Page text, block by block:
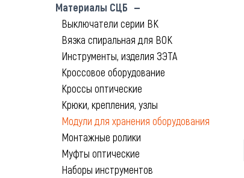
Материалы СЦБ
Выключатели серии ВК
Вязка спиральная для ВОК
Инструменты, изделия ЗЭТА
Кроссовое оборудование
Кроссы оптические
Крюки, крепления, узлы
Модули для хранения оборудования
Монтажные ролики
Муфты оптические
Наборы инструментов